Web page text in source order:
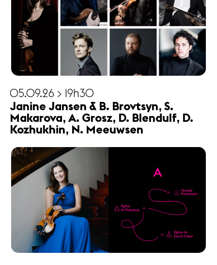
05.09.26 > 19h30
Janine Jansen & B. Brovtsyn, S.
Makarova, A. Grosz, D. Blendulf, D.
Kozhukhin, N. Meeuwsen